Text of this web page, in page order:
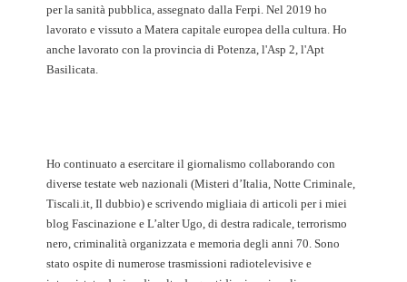
per la sanità pubblica, assegnato dalla Ferpi. Nel 2019 ho
lavorato e vissuto a Matera capitale europea della cultura. Ho
anche lavorato con la provincia di Potenza, l'Asp 2, l'Apt
Basilicata.
Ho continuato a esercitare il giornalismo collaborando con
diverse testate web nazionali (Misteri d’Italia, Notte Criminale,
Tiscali.it, Il dubbio) e scrivendo migliaia di articoli per i miei
blog Fascinazione e L’alter Ugo, di destra radicale, terrorismo
nero, criminalità organizzata e memoria degli anni 70. Sono
stato ospite di numerose trasmissioni radiotelevisive e